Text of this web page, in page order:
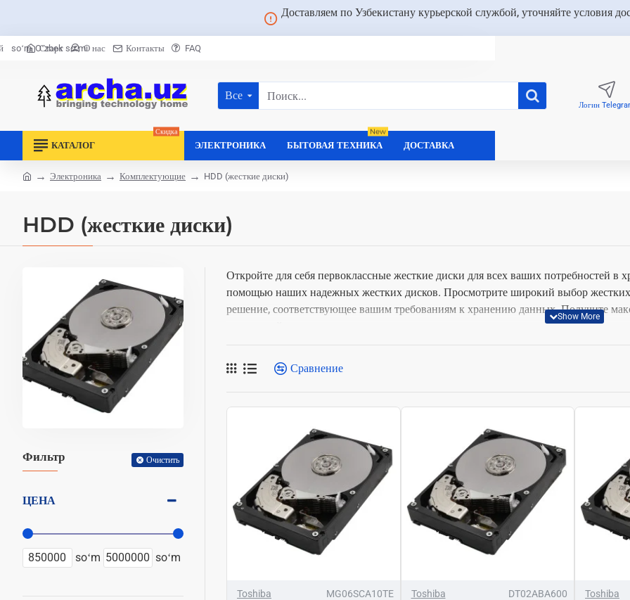
Доставляем по Узбекистану курьерской службой, уточняйте условия
Старт О нас Контакты FAQ
soʻm Oʻzbek soʻmi
Все
Поиск... Логин
КАТАЛОГ
Скидка
ЭЛЕКТРОНИКА БЫТОВАЯ ТЕХНИКА
New
ДОСТАВКА
HDD (жесткие диски)
Электроника Комплектующие HDD (жесткие диски)
Фильтр Очистить
ЦЕНА
soʻm soʻm
Откройте для себя первоклассные жесткие диски для всех ваших потребностей в
помощью наших надежных жестких дисков. Просмотрите широкий выбор
решение, соответствующее вашим требованиям к хранению данных. Получите
Сравнение
Toshiba MG06SCA10TE Toshiba DT02ABA600 Toshiba